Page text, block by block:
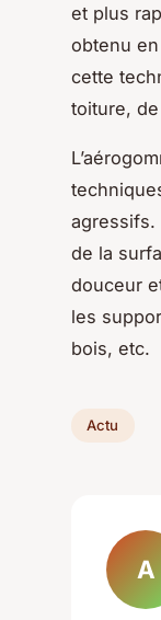
et plus
obtenu
cette
toiture,
agressifs.
de la
douceur
les
bois, etc.
Actu
A